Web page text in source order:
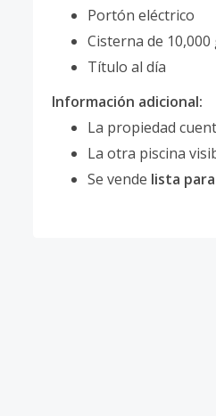
Portón eléctrico
Cisterna de 10,000
Título al día
Información adicional:
La propiedad
La otra piscina
Se vende lista